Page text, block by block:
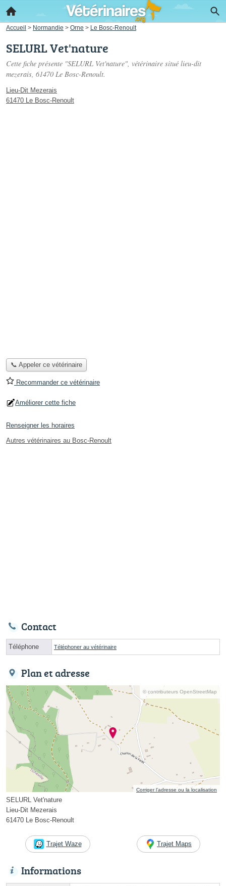
Accueil > Normandie > Orne > Le Bosc-Renoult
SELURL Vet'nature
Cette fiche présente "SELURL Vet'nature", vétérinaire situé lieu-dit
mezerais, 61470 Le Bosc-Renoult.
Lieu-Dit Mezerais
61470 Le Bosc-Renoult
📞 Appeler ce vétérinaire
Recommander ce vétérinaire
Améliorer cette fiche
Renseigner les horaires
Autres vétérinaires au Bosc-Renoult
Contact
Téléphone Téléphoner au vétérinaire
Plan et adresse
© contributeurs OpenStreetMap
Corriger l’adresse ou la localisation
SELURL Vet'nature
Lieu-Dit Mezerais
61470 Le Bosc-Renoult
Trajet Waze Trajet Maps
Informations